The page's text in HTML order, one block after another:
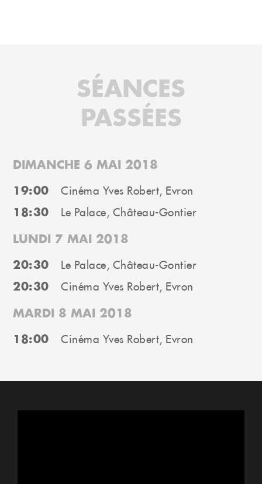
SÉANCES
PASSÉES
DIMANCHE 6 MAI 2018
19:00 Cinéma Yves Robert, Evron
18:30 Le Palace, Château-Gontier
LUNDI 7 MAI 2018
20:30 Le Palace, Château-Gontier
20:30 Cinéma Yves Robert, Evron
MARDI 8 MAI 2018
18:00 Cinéma Yves Robert, Evron